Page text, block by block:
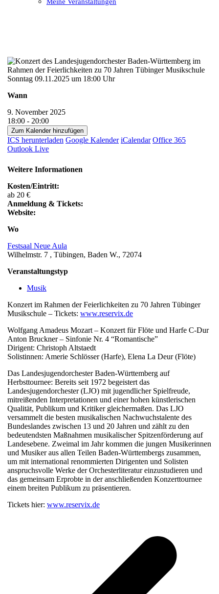
Wann
9. November 2025
18:00 - 20:00
Zum Kalender hinzufügen
ICS herunterladen Google Kalender iCalendar Office 365
Outlook Live
Weitere Informationen
Kosten/Eintritt:
ab 20 €
Anmeldung & Tickets:
Website:
Wo
Festsaal Neue Aula
Wilhelmstr. 7 , Tübingen, Baden W., 72074
Veranstaltungstyp
Musik
Konzert im Rahmen der Feierlichkeiten zu 70 Jahren Tübinger
Musikschule – Tickets: www.reservix.de
Wolfgang Amadeus Mozart – Konzert für Flöte und Harfe C-Dur
Anton Bruckner – Sinfonie Nr. 4 “Romantische”
Dirigent: Christoph Altstaedt
Solistinnen: Amerie Schlösser (Harfe), Elena La Deur (Flöte)
Das Landesjugendorchester Baden-Württemberg auf
Herbsttournee: Bereits seit 1972 begeistert das
Landesjugendorchester (LJO) mit jugendlicher Spielfreude,
mitreißenden Interpretationen und einer hohen künstlerischen
Qualität, Publikum und Kritiker gleichermaßen. Das LJO
versammelt die besten musikalischen Nachwuchstalente des
Bundeslandes zwischen 13 und 20 Jahren und zählt zu den
bedeutendsten Maßnahmen musikalischer Spitzenförderung auf
Landesebene. Zweimal im Jahr kommen die jungen Musikerinnen
und Musiker aus allen Teilen Baden-Württembergs zusammen,
um mit international renommierten Dirigenten und Solisten
anspruchsvolle Werke der Orchesterliteratur einzustudieren und
das gemeinsam Erprobte in der anschließenden Konzerttournee
einem breiten Publikum zu präsentieren.
Tickets hier: www.reservix.de